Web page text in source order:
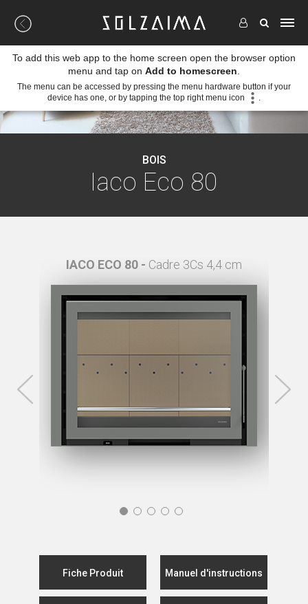
BOIS
Iaco Eco 80
IACO ECO 80 - Cadre 3Cs 4,4 cm
Fiche Produit Manuel d'instructions
To add this web app to the home screen open the browser option
menu and tap on Add to homescreen
The menu can be accessed by pressing the menu hardware button if your
device has one, or by tapping the top right menu icon
.